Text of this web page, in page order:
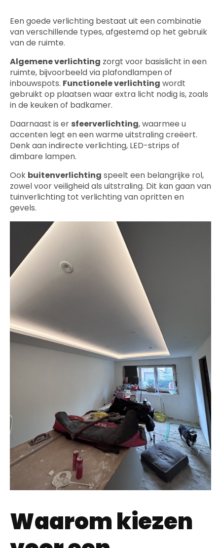
Een goede verlichting bestaat uit een combinatie
van verschillende types, afgestemd op het gebruik
van de ruimte.
Algemene verlichting zorgt voor basislicht in een
ruimte, bijvoorbeeld via plafondlampen of
inbouwspots. Functionele verlichting wordt
gebruikt op plaatsen waar extra licht nodig is, zoals
in de keuken of badkamer.
Daarnaast is er sfeerverlichting, waarmee u
accenten legt en een warme uitstraling creëert.
Denk aan indirecte verlichting, LED-strips of
dimbare lampen.
Ook buitenverlichting speelt een belangrijke rol,
zowel voor veiligheid als uitstraling. Dit kan gaan van
tuinverlichting tot verlichting van opritten en
gevels.
Waarom kiezen